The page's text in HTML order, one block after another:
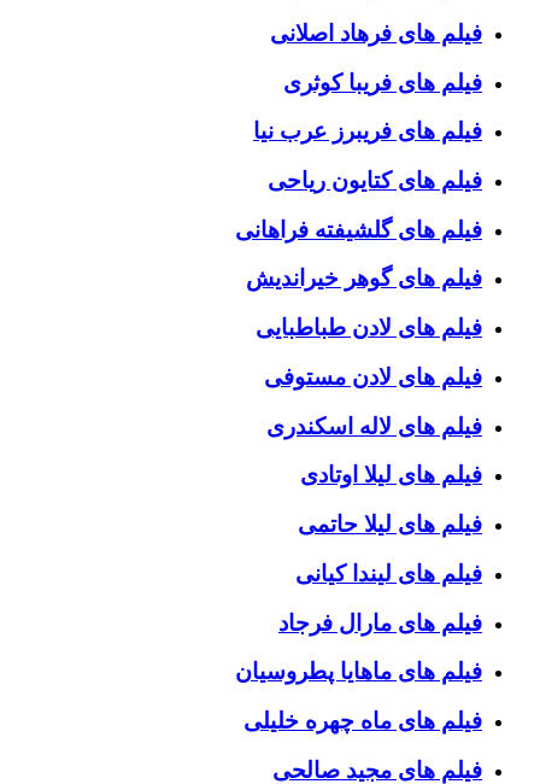
فیلم های فرهاد اصلانی
فیلم های فریبا کوثری
فیلم های فریبرز عرب نیا
فیلم های کتایون ریاحی
فیلم های گلشیفته فراهانی
فیلم های گوهر خیراندیش
فیلم های لادن طباطبایی
فیلم های لادن مستوفی
فیلم های لاله اسکندری
فیلم های لیلا اوتادی
فیلم های لیلا حاتمی
فیلم های لیندا کیانی
فیلم های مارال فرجاد
فیلم های ماهایا پطروسیان
فیلم های ماه چهره خلیلی
فیلم های مجید صالحی